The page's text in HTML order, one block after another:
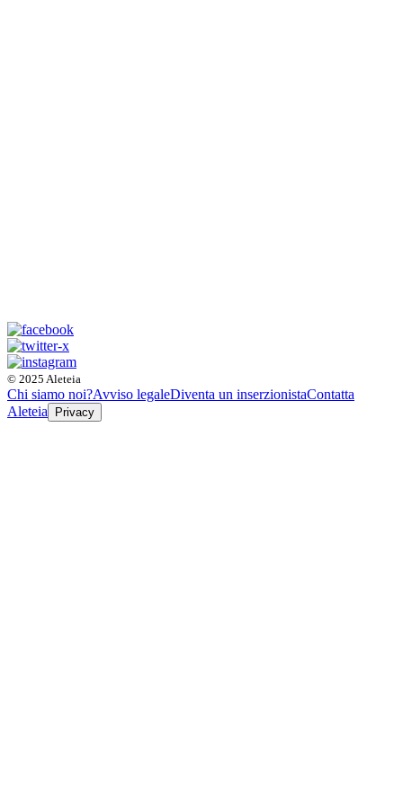
© 2025 Aleteia
Chi siamo noi?Avviso legaleDiventa un inserzionistaContatta
Aleteia
Privacy